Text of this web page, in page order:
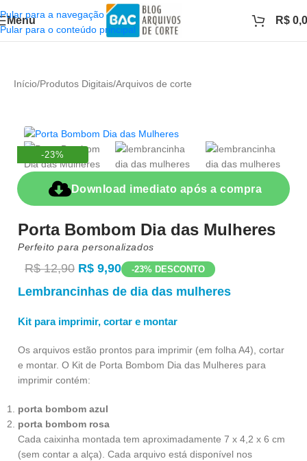
Pular para a navegação
Pular para o conteúdo principal
Menu R$
Início/Produtos Digitais/Arquivos de corte
-23%
Download imediato após a compra
Porta Bombom Dia das Mulheres
Perfeito para personalizados
R$12,90 R$ 9,90 -23% DESCONTO
Lembrancinhas de dia das mulheres
Kit para imprimir, cortar e montar
Os arquivos estão prontos para imprimir (em folha A4), cortar
e montar. O Kit de Porta Bombom Dia das Mulheres para
imprimir contém:
porta bombom azul
porta bombom rosa
Cada caixinha montada tem aproximadamente 7 x 4,2 x 6 cm
(sem contar a alça). Cada arquivo está disponível nos